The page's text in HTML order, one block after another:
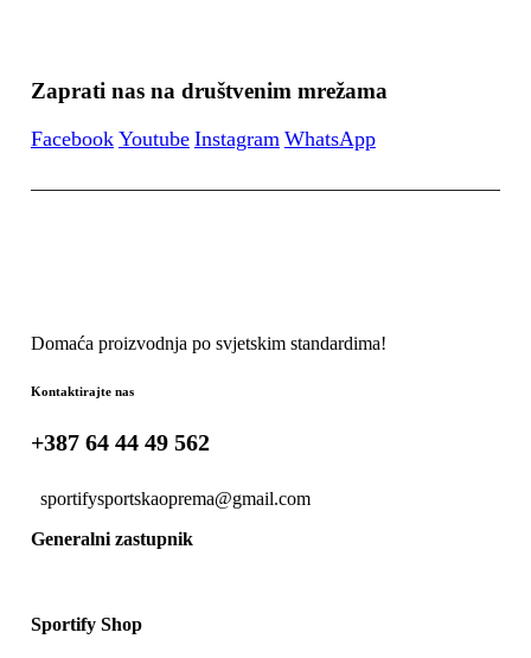
Zaprati nas na društvenim mrežama
Facebook Youtube Instagram WhatsApp
Domaća proizvodnja po svjetskim standardima!
Kontaktirajte nas
+387 64 44 49 562
sportifysportskaoprema@gmail.com
Generalni zastupnik
Sportify Shop